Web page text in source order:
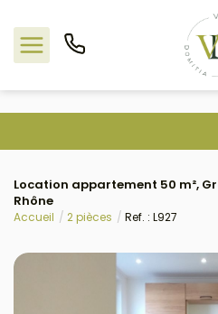
Nos offres
L'agence
Estimation
Location appartement 50 m²,
Rhône
Accueil 2 pièces Ref. : L927